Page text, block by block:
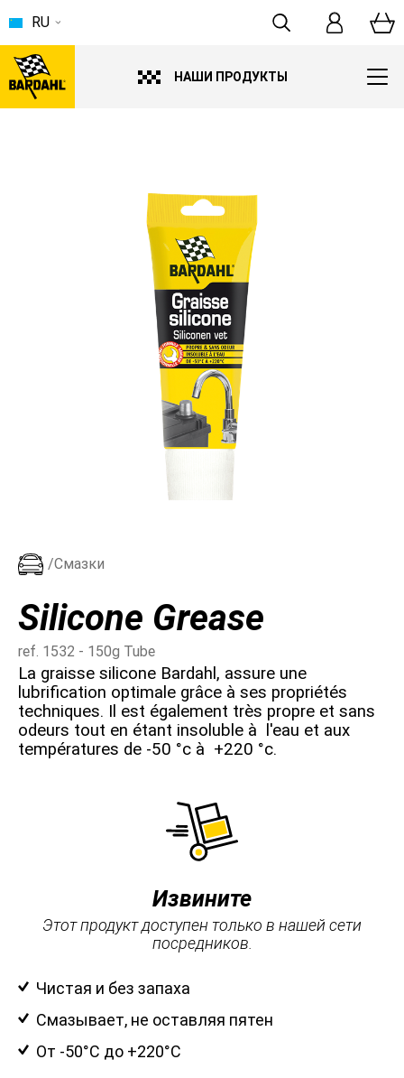
НАШИ ПРОДУКТЫ
RU
/Смазки
Silicone Grease
ref. 1532 - 150g Tube
La graisse silicone Bardahl, assure une
lubrification optimale grâce à ses propriétés
techniques. Il est également très propre et sans
odeurs tout en étant insoluble à l'eau et aux
températures de -50 °c à +220 °c.
Извините
Этот продукт доступен только в нашей сети
посредников.
Чистая и без запаха
Смазывает, не оставляя пятен
От -50°C до +220°C